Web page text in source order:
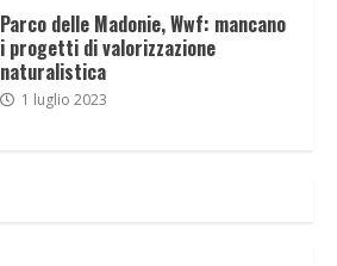
Parco delle Madonie, Wwf: mancano
i progetti di valorizzazione
naturalistica
1 luglio 2023